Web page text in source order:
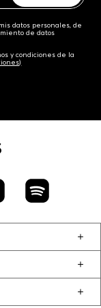
datos personales, de
de datos
y condiciones de la